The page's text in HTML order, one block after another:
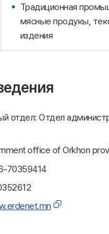
Традиционная
мясные продукы,
издения
отдел: Отдел
office of Orkhon
70359414